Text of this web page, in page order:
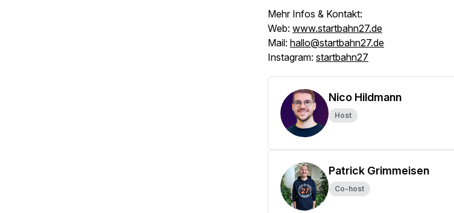
Mehr Infos & Kontakt:
Web: www.startbahn27.de
Mail: hallo@startbahn27.de
Instagram: startbahn27
Nico Hildmann
Host
Patrick Grimmeisen
Co-host